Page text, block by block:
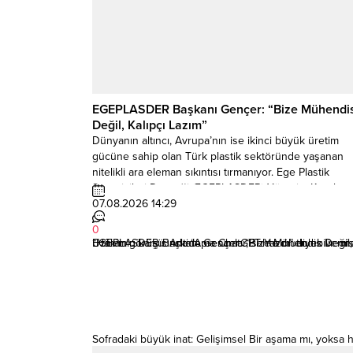
EGEPLASDER Başkanı Gençer: “Bize
Değil, Kalıpçı Lazım”
Dünyanın altıncı, Avrupa’nın ise ikinci büyük üretim
gücüne sahip olan Türk plastik sektöründe yaşanan
nitelikli ara eleman sıkıntısı tırmanıyor. Ege Plastik
Sanayicileri Derneği (EGEPLASDER) Yönetim Kurulu,
sanayideki teknik personel ihtiyacına dikkat çekmek
amacıyla toplantısını Bornova Mazhar Zorlu Plastik
Endüstri Meslek Lisesi’nde düzenledi. Okul Müdürü
Zülküf Yıldız’ın ev sahipliğinde gerçekleşen
07.08.2026 14:29
0
EGEPLASDER Başkanı Gençer: “Bize Mühendis Değil,
“Hâkimin karşısında “Ama ChatGPT Yazdı” diyebilir
Uzman görüşü: Antidepresanlar, sahte mutluluk
Sofradaki büyük inat: Gelişimsel Bir aşama mı, yoksa